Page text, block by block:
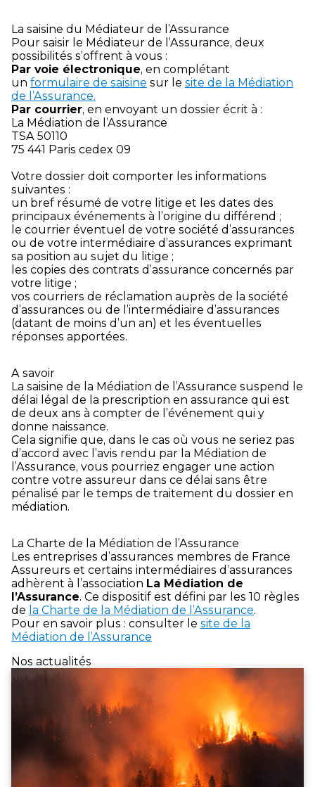
La saisine du Médiateur de l’Assurance
Pour saisir le Médiateur de l’Assurance, deux
possibilités s’offrent à vous :
Par voie électronique, en complétant
un formulaire de saisine sur le site de la Médiation
de l’Assurance.
Par courrier, en envoyant un dossier écrit à :
La Médiation de l’Assurance
TSA 50110
75 441 Paris cedex 09
Votre dossier doit comporter les informations
suivantes :
un bref résumé de votre litige et les dates des
principaux événements à l’origine du différend ;
le courrier éventuel de votre société d’assurances
ou de votre intermédiaire d’assurances exprimant
sa position au sujet du litige ;
les copies des contrats d’assurance concernés par
votre litige ;
vos courriers de réclamation auprès de la société
d’assurances ou de l’intermédiaire d’assurances
(datant de moins d’un an) et les éventuelles
réponses apportées.
A savoir
La saisine de la Médiation de l’Assurance suspend le
délai légal de la prescription en assurance qui est
de deux ans à compter de l’événement qui y
donne naissance.
Cela signifie que, dans le cas où vous ne seriez pas
d’accord avec l’avis rendu par la Médiation de
l’Assurance, vous pourriez engager une action
contre votre assureur dans ce délai sans être
pénalisé par le temps de traitement du dossier en
médiation.
La Charte de la Médiation de l’Assurance
Les entreprises d’assurances membres de France
Assureurs et certains intermédiaires d’assurances
adhèrent à l’association La Médiation de
l’Assurance. Ce dispositif est défini par les 10 règles
de la Charte de la Médiation de l’Assurance.
Pour en savoir plus : consulter le site de la
Médiation de l’Assurance
Nos actualités